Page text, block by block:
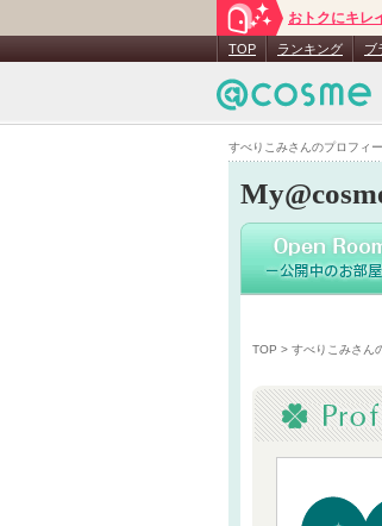
すべりこみさんのプロフィ
おトクにキレ
TOP ランキング ブ
す
TOP > すべりこみさん